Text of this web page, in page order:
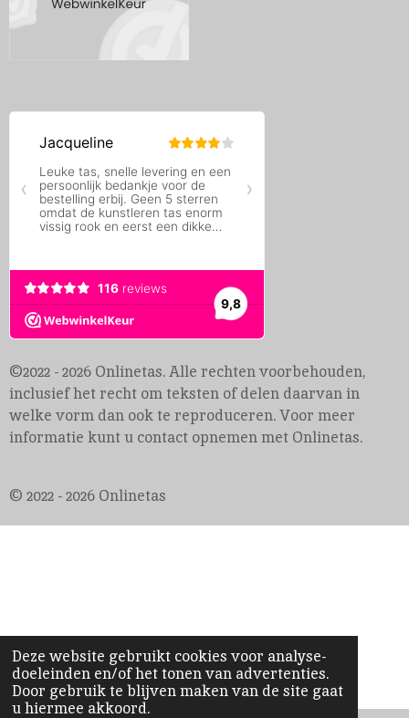
Deze website gebruikt cookies voor analyse-
doeleinden en/of het tonen van advertenties.
Door gebruik te blijven maken van de site gaat
u hiermee akkoord.
©2022 - 2026 Onlinetas. Alle rechten voorbehouden,
inclusief het recht om teksten of delen daarvan in
welke vorm dan ook te reproduceren. Voor meer
informatie kunt u contact opnemen met Onlinetas.
© 2022 - 2026 Onlinetas